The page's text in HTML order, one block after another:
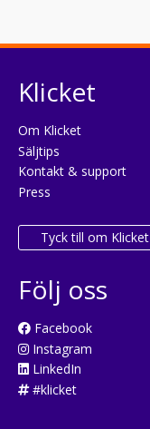
Klicket
Om Klicket
Säljtips
Kontakt & support
Press
Tyck till om Klicket
Följ oss
Facebook
Instagram
LinkedIn
#klicket